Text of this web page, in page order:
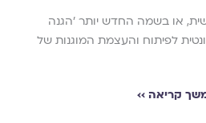
או בשמה החדש יותר 'הגנה
לפיתוח והעצמת המוגנות של
קריאה ››